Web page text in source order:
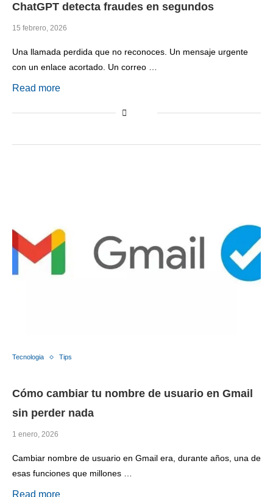
ChatGPT detecta fraudes en segundos
15 febrero, 2026
Una llamada perdida que no reconoces. Un mensaje urgente
con un enlace acortado. Un correo …
Read more
Tecnologia Tips
Cómo cambiar tu nombre de usuario en Gmail
sin perder nada
1 enero, 2026
Cambiar nombre de usuario en Gmail era, durante años, una de
esas funciones que millones …
Read more